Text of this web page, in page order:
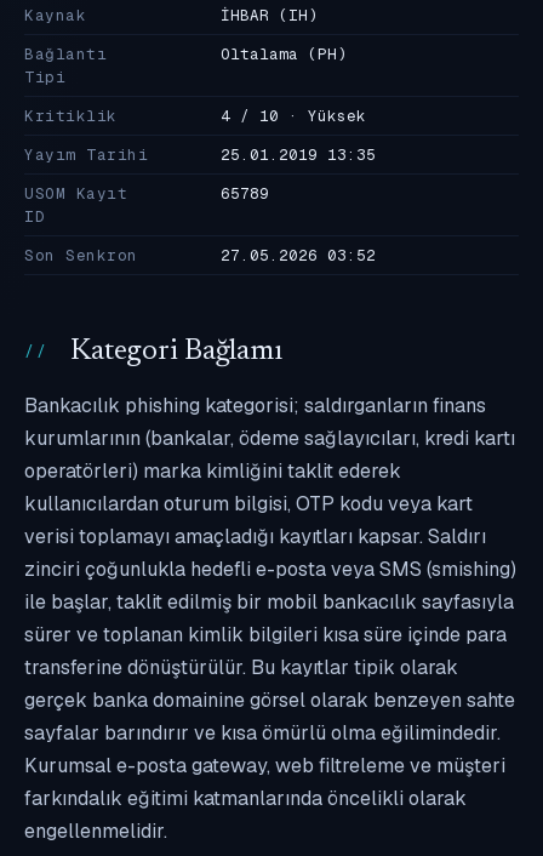
Kaynak
İHBAR (IH)
Bağlantı
Tipi
Oltalama (PH)
Kritiklik
4 / 10 · Yüksek
Yayım Tarihi
25.01.2019 13:35
USOM Kayıt
ID
65789
Son Senkron 27.05.2026 03:52
Kategori Bağlamı
Bankacılık phishing kategorisi; saldırganların finans
kurumlarının (bankalar, ödeme sağlayıcıları, kredi kartı
operatörleri) marka kimliğini taklit ederek
kullanıcılardan oturum bilgisi, OTP kodu veya kart
verisi toplamayı amaçladığı kayıtları kapsar. Saldırı
zinciri çoğunlukla hedefli e-posta veya SMS (smishing)
ile başlar, taklit edilmiş bir mobil bankacılık sayfasıyla
sürer ve toplanan kimlik bilgileri kısa süre içinde para
transferine dönüştürülür. Bu kayıtlar tipik olarak
gerçek banka domainine görsel olarak benzeyen sahte
sayfalar barındırır ve kısa ömürlü olma eğilimindedir.
Kurumsal e-posta gateway, web filtreleme ve müşteri
farkındalık eğitimi katmanlarında öncelikli olarak
engellenmelidir.